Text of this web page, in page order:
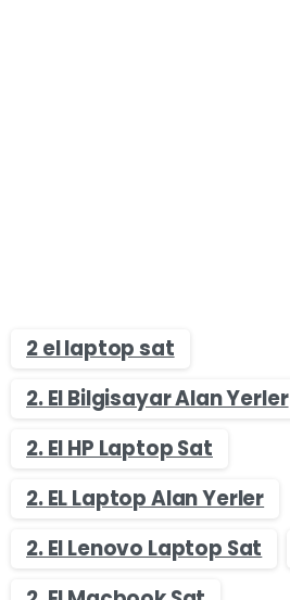
2 el laptop sat
2. El Bilgisayar Alan Yerler
2. El HP Laptop Sat
2. EL Laptop Alan Yerler
2. El Lenovo Laptop Sat